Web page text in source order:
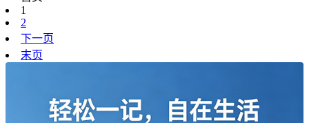
1
2
下一页
末页